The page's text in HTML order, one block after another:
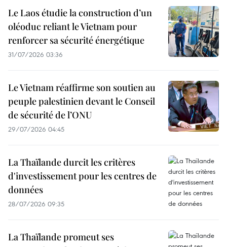
Le Laos étudie la construction d’un
oléoduc reliant le Vietnam pour
renforcer sa sécurité énergétique
31/07/2026 03:36
Le Vietnam réaffirme son soutien au
peuple palestinien devant le Conseil
de sécurité de l’ONU
29/07/2026 04:45
La Thaïlande durcit les critères
d'investissement pour les centres de
données
28/07/2026 09:35
La Thaïlande promeut ses